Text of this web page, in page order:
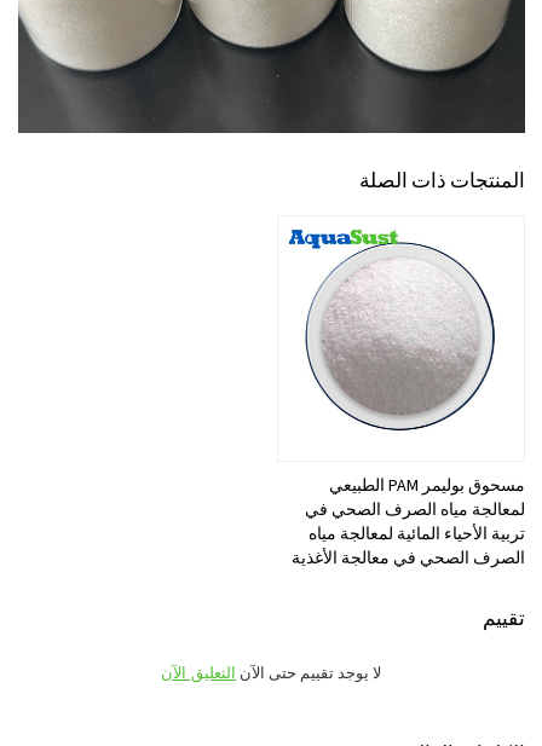
المنتجات ذات الصلة
مسحوق بوليمر PAM الطبيعي
لمعالجة مياه الصرف الصحي في
تربية الأحياء المائية لمعالجة مياه
الصرف الصحي في معالجة الأغذية
تقييم
لا يوجد تقييم حتى الآن التعليق الآن